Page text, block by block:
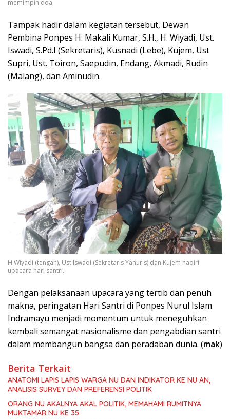
memimpin doa.
Tampak hadir dalam kegiatan tersebut, Dewan
Pembina Ponpes H. Makali Kumar, S.H., H. Wiyadi, Ust.
Iswadi, S.Pd.I (Sekretaris), Kusnadi (Lebe), Kujem, Ust
Supri, Ust. Toiron, Saepudin, Endang, Akmadi, Rudin
(Malang), dan Aminudin.
H Wiyadi (tengah), Ust Iswadi (Sekretaris Yanuris) dan Kujem hadiri
upacara hari santri.
Dengan pelaksanaan upacara yang tertib dan penuh
makna, peringatan Hari Santri di Ponpes Nurul Islam
Indramayu menjadi momentum untuk meneguhkan
kembali semangat nasionalisme dan pengabdian santri
dalam membangun bangsa dan peradaban dunia. (mak)
Berita Terkait
ANATOMI LAPIS LAPIS WARGA NU DAN INDIKATOR KE NU AN,
ANALISIS SURVEY DAN PREFERENSI POLITIK
ORANG NU AKALNYA AKAL POLITIK, MEMAHAMI RUMITNYA
MUKTAMAR NU KE 35